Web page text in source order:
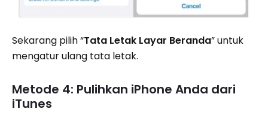
Sekarang pilih “Tata Letak Layar Beranda” untuk
mengatur ulang tata letak.
Metode 4: Pulihkan iPhone Anda dari
iTunes